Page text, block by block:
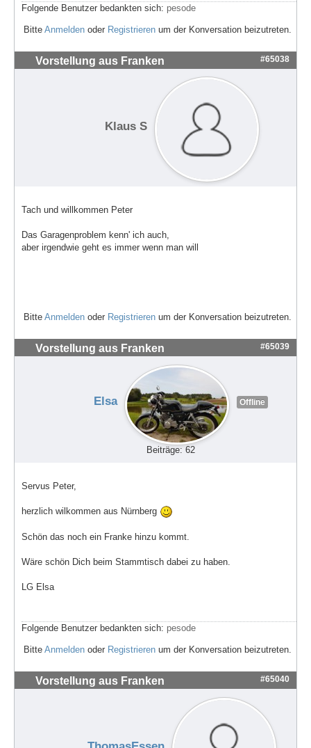
Folgende Benutzer bedankten sich: pesode
Bitte Anmelden oder Registrieren um der Konversation beizutreten.
Vorstellung aus Franken #65038
Klaus S
Tach und willkommen Peter
Das Garagenproblem kenn' ich auch,
aber irgendwie geht es immer wenn man will
Bitte Anmelden oder Registrieren um der Konversation beizutreten.
Vorstellung aus Franken #65039
Elsa Offline
Beiträge: 62
Servus Peter,
herzlich wilkommen aus Nürnberg
Schön das noch ein Franke hinzu kommt.
Wäre schön Dich beim Stammtisch dabei zu haben.
LG Elsa
Folgende Benutzer bedankten sich: pesode
Bitte Anmelden oder Registrieren um der Konversation beizutreten.
Vorstellung aus Franken #65040